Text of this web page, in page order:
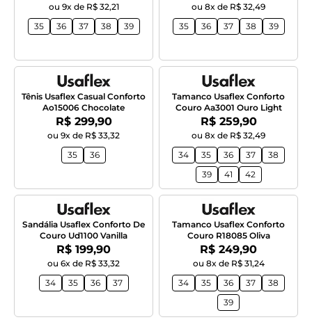
ou 9x de R$ 32,21
35
36 37 38 39
ou 8x de R$ 32,49
35
36 37 38 39
Tênis Usaflex Casual Conforto
Ao15006 Chocolate
Por:
R$ 299,90
ou 9x de R$ 33,32
35
36
Tamanco Usaflex Conforto
Couro Aa3001 Ouro Light
Por:
R$ 259,90
ou 8x de R$ 32,49
34
35 36 37
38
39
41 42
Sandália Usaflex Conforto De
Couro Ud1100 Vanilla
Por:
R$ 199,90
ou 6x de R$ 33,32
34
35 36 37
Tamanco Usaflex Conforto
Couro R18085 Oliva
Por:
R$ 249,90
ou 8x de R$ 31,24
34
35 36 37
38
39